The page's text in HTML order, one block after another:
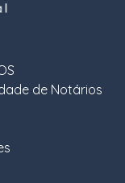
de Notários